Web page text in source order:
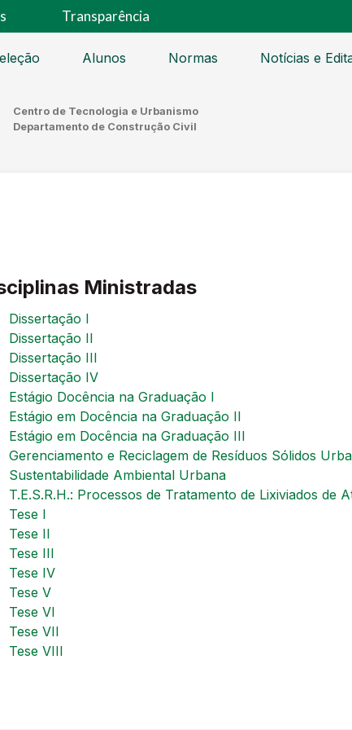
Transparência
Alunos Normas Notícias e
Centro de Tecnologia e Urbanismo
Departamento de Construção Civil
Ministradas
Dissertação I
Dissertação II
Dissertação III
Dissertação IV
Estágio Docência na Graduação I
Estágio em Docência na Graduação II
Estágio em Docência na Graduação III
Gerenciamento e Reciclagem de Resíduos Sólidos
Sustentabilidade Ambiental Urbana
T.E.S.R.H.: Processos de Tratamento de Lixiviados de
Tese I
Tese II
Tese III
Tese IV
Tese V
Tese VI
Tese VII
Tese VIII